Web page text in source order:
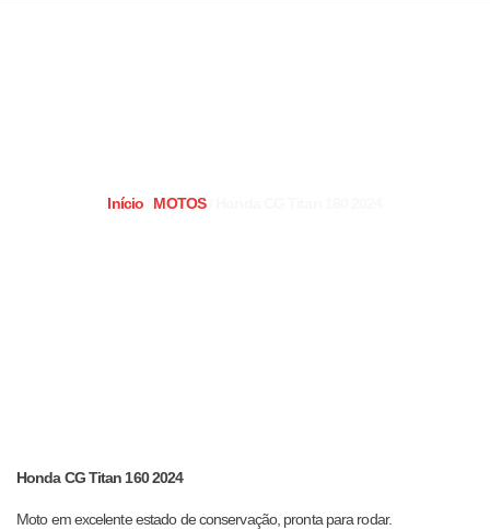
Início MOTOS/ Honda CG Titan 160 2024
Honda CG Titan 160 2024
Moto em excelente estado de conservação, pronta para rodar.